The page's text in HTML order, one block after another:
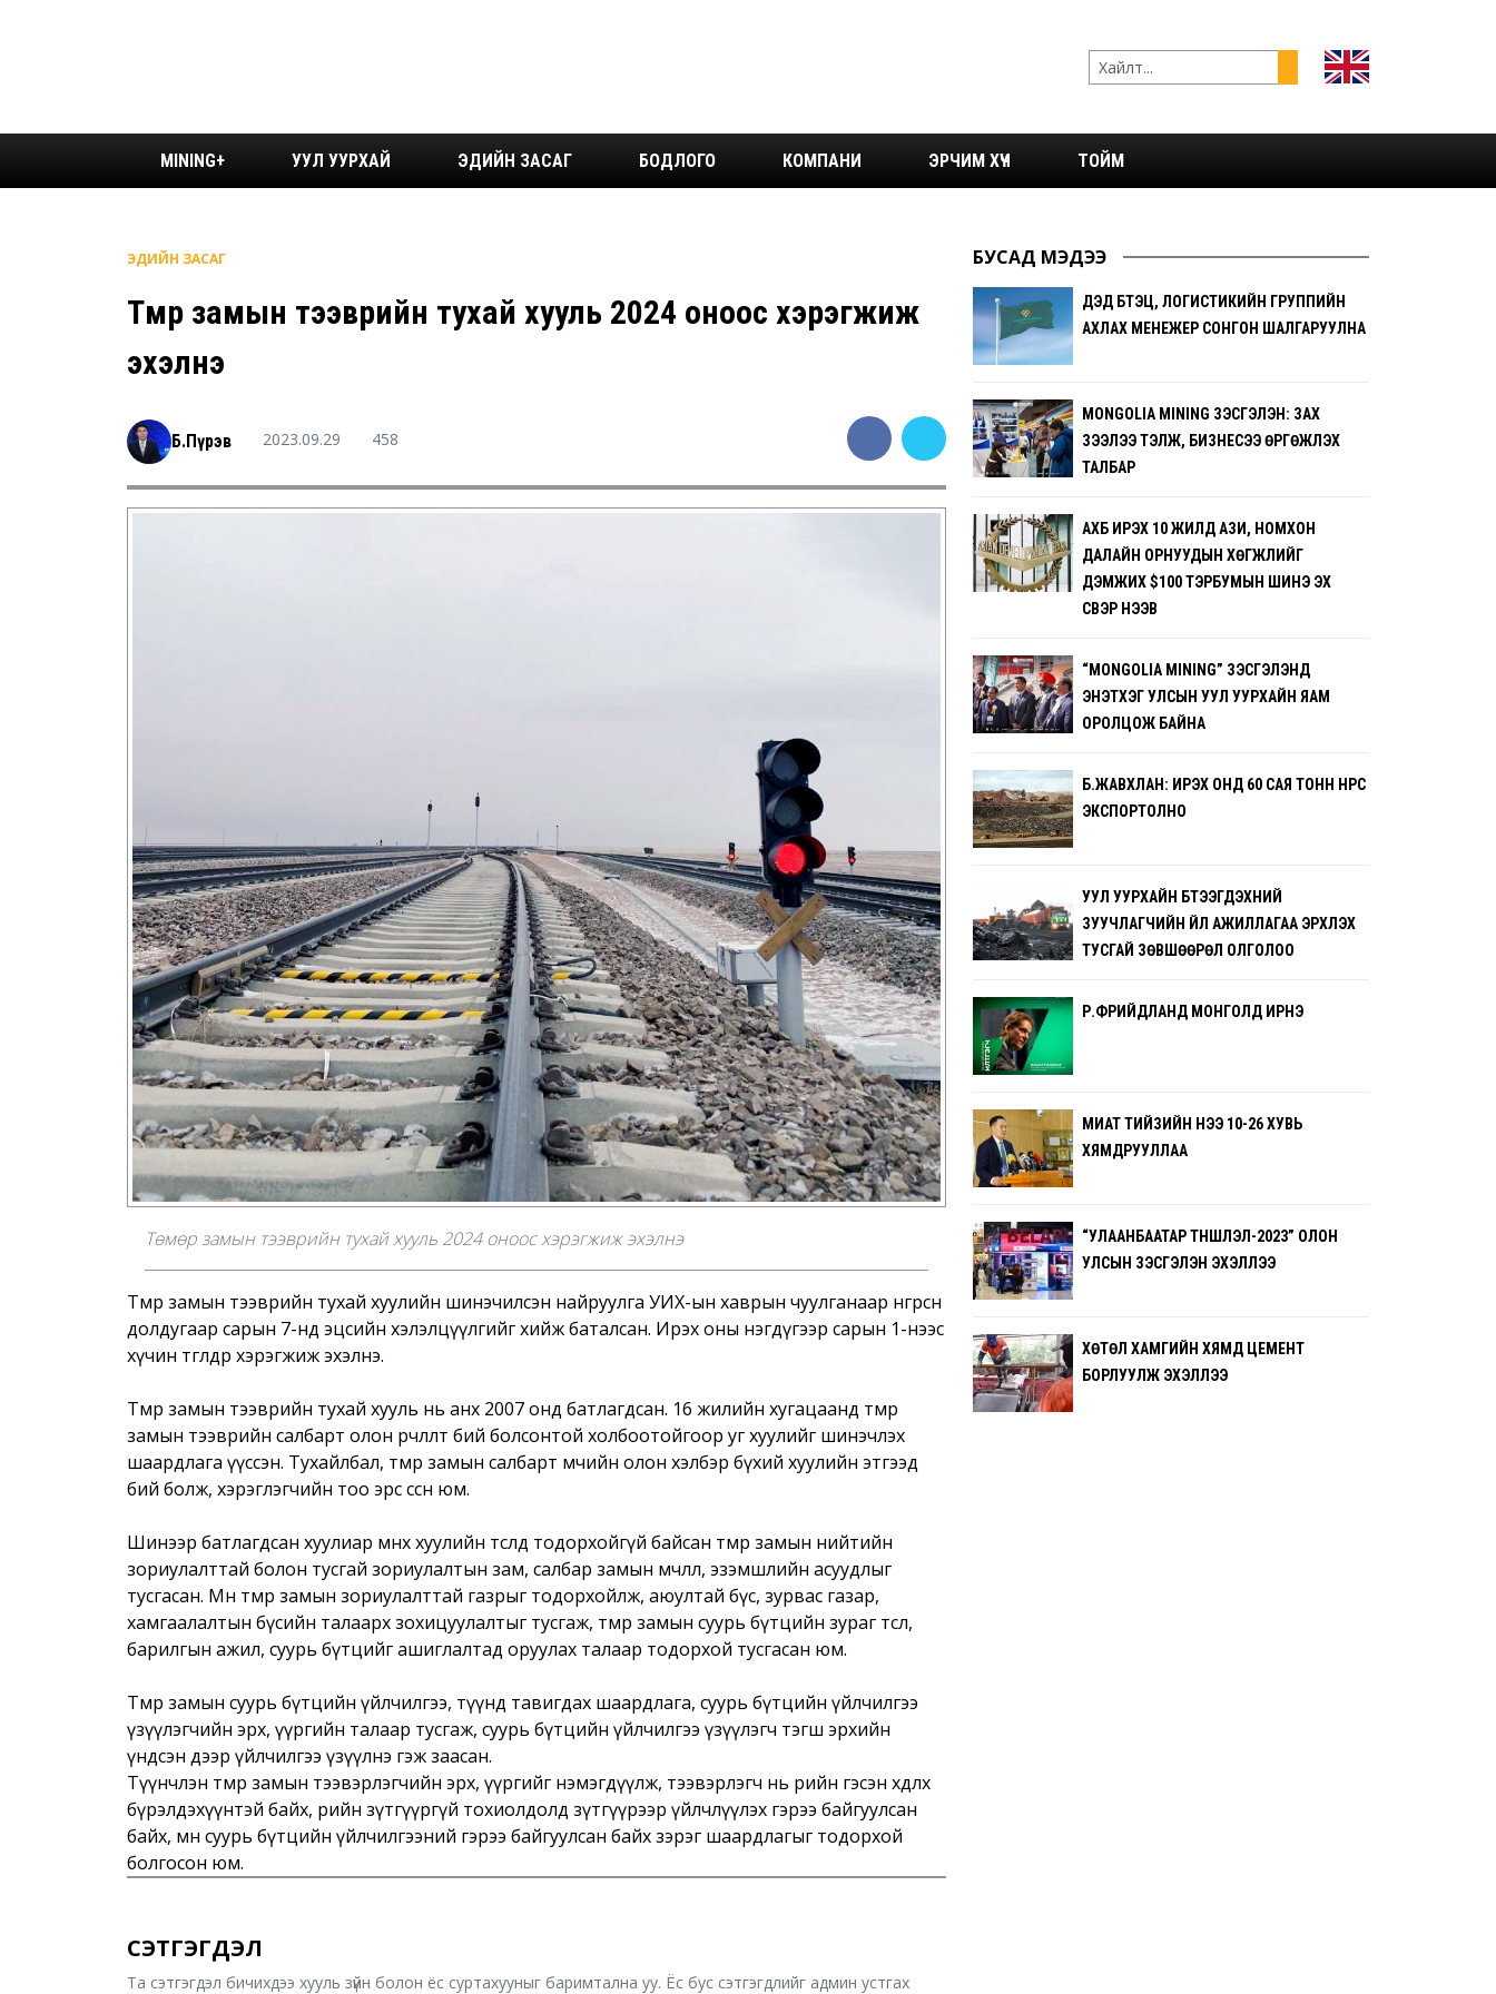
MINING+ УУЛ УУРХАЙ ЭДИЙН ЗАСАГ БОДЛОГО КОМПАНИ ЭРЧИМ ХҮЧ ТОЙМ
ЭДИЙН ЗАСАГ
Төмөр замын тээврийн тухай хууль 2024 оноос хэрэгжиж
эхэлнэ
Б.Пүрэв 2023.09.29 458
Төмөр замын тээврийн тухай хууль 2024 оноос хэрэгжиж эхэлнэ
Төмөр замын тээврийн тухай хуулийн шинэчилсэн найруулга УИХ-ын хаврын чуулганаар өнгөрсөн
долдугаар сарын 7-нд эцсийн хэлэлцүүлгийг хийж баталсан. Ирэх оны нэгдүгээр сарын 1-нээс
хүчин төгөлдөр хэрэгжиж эхэлнэ.
Төмөр замын тээврийн тухай хууль нь анх 2007 онд батлагдсан. 16 жилийн хугацаанд төмөр
замын тээврийн салбарт олон өөрчлөлт бий болсонтой холбоотойгоор уг хуулийг шинэчлэх
шаардлага үүссэн. Тухайлбал, төмөр замын салбарт өмчийн олон хэлбэр бүхий хуулийн этгээд
бий болж, хэрэглэгчийн тоо эрс өссөн юм.
Шинээр батлагдсан хуулиар өмнөх хуулийн төсөлд тодорхойгүй байсан төмөр замын нийтийн
зориулалттай болон тусгай зориулалтын зам, салбар замын өмчлөл, эзэмшлийн асуудлыг
тусгасан. Мөн төмөр замын зориулалттай газрыг тодорхойлж, аюултай бүс, зурвас газар,
хамгаалалтын бүсийн талаарх зохицуулалтыг тусгаж, төмөр замын суурь бүтцийн зураг төсөл,
барилгын ажил, суурь бүтцийг ашиглалтад оруулах талаар тодорхой тусгасан юм.
Төмөр замын суурь бүтцийн үйлчилгээ, түүнд тавигдах шаардлага, суурь бүтцийн үйлчилгээ
үзүүлэгчийн эрх, үүргийн талаар тусгаж, суурь бүтцийн үйлчилгээ үзүүлэгч тэгш эрхийн
үндсэн дээр үйлчилгээ үзүүлнэ гэж заасан.
Түүнчлэн төмөр замын тээвэрлэгчийн эрх, үүргийг нэмэгдүүлж, тээвэрлэгч нь өөрийн гэсэн хөдлөх
бүрэлдэхүүнтэй байх, өөрийн зүтгүүргүй тохиолдолд зүтгүүрээр үйлчлүүлэх гэрээ байгуулсан
байх, мөн суурь бүтцийн үйлчилгээний гэрээ байгуулсан байх зэрэг шаардлагыг тодорхой
болгосон юм.
СЭТГЭГДЭЛ
Та сэтгэгдэл бичихдээ хууль зүйн болон ёс суртахууныг баримтална уу. Ёс бус сэтгэгдлийг админ устгах
БУСАД МЭДЭЭ
ДЭД БҮТЭЦ, ЛОГИСТИКИЙН ГРУППИЙН
АХЛАХ МЕНЕЖЕР СОНГОН ШАЛГАРУУЛНА
MONGOLIA MINING ҮЗЭСГЭЛЭН: ЗАХ
ЗЭЭЛЭЭ ТЭЛЖ, БИЗНЕСЭЭ ӨРГӨЖҮҮЛЭХ
ТАЛБАР
АХБ ИРЭХ 10 ЖИЛД АЗИ, НОМХОН
ДАЛАЙН ОРНУУДЫН ХӨГЖЛИЙГ
ДЭМЖИХ $100 ТЭРБУМЫН ШИНЭ ЭХ
ҮҮСВЭР НЭЭВ
“MONGOLIA MINING” ҮЗЭСГЭЛЭНД
ЭНЭТХЭГ УЛСЫН УУЛ УУРХАЙН ЯАМ
ОРОЛЦОЖ БАЙНА
Б.ЖАВХЛАН: ИРЭХ ОНД 60 САЯ ТОНН НҮҮРС
ЭКСПОРТОЛНО
УУЛ УУРХАЙН БҮТЭЭГДЭХҮҮНИЙ
ЗУУЧЛАГЧИЙН ҮЙЛ АЖИЛЛАГАА ЭРХЛЭХ
ТУСГАЙ ЗӨВШӨӨРӨЛ ОЛГОЛОО
Р.ФРИЙДЛАНД МОНГОЛД ИРНЭ
МИАТ ТИЙЗИЙН ҮНЭЭ 10-26 ХУВЬ
ХЯМДРУУЛЛАА
“УЛААНБААТАР ТҮНШЛЭЛ-2023” ОЛОН
УЛСЫН ҮЗЭСГЭЛЭН ЭХЭЛЛЭЭ
ХӨТӨЛ ХАМГИЙН ХЯМД ЦЕМЕНТ
БОРЛУУЛЖ ЭХЭЛЛЭЭ